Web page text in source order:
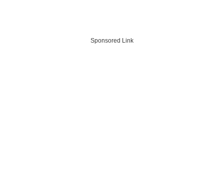
Sponsored Link